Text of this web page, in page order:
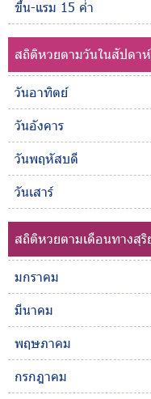
ขึ้น-แรม 15 ค่ำ
สถิติหวยตามวันในสัปดาห์
วันอาทิตย์
วันอังคาร
วันพฤหัสบดี
วันเสาร์
สถิติหวยตามเดือนทางสุริ
มกราคม
มีนาคม
พฤษภาคม
กรกฎาคม